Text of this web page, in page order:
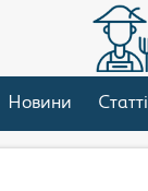
Новини Статті